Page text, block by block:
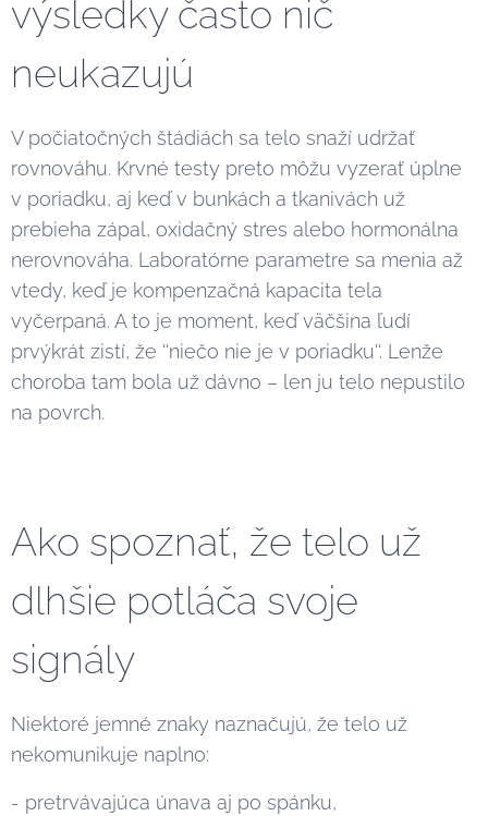
výsledky často nič
neukazujú
V počiatočných štádiách sa telo snaží udržať
rovnováhu. Krvné testy preto môžu vyzerať úplne
v poriadku, aj keď v bunkách a tkanivách už
prebieha zápal, oxidačný stres alebo hormonálna
nerovnováha. Laboratórne parametre sa menia až
vtedy, keď je kompenzačná kapacita tela
vyčerpaná. A to je moment, keď väčšina ľudí
prvýkrát zistí, že ''niečo nie je v poriadku''. Lenže
choroba tam bola už dávno – len ju telo nepustilo
na povrch.
Ako spoznať, že telo už
dlhšie potláča svoje
signály
Niektoré jemné znaky naznačujú, že telo už
nekomunikuje naplno:
- pretrvávajúca únava aj po spánku,